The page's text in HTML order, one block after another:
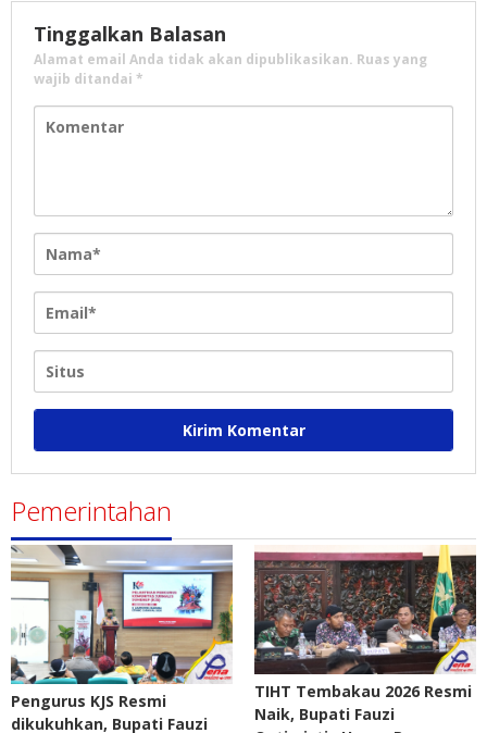
Tinggalkan Balasan
Alamat email Anda tidak akan dipublikasikan. Ruas yang
wajib ditandai *
Pemerintahan
Pengurus KJS Resmi
dikukuhkan, Bupati Fauzi
TIHT Tembakau 2026 Resmi
Naik, Bupati Fauzi